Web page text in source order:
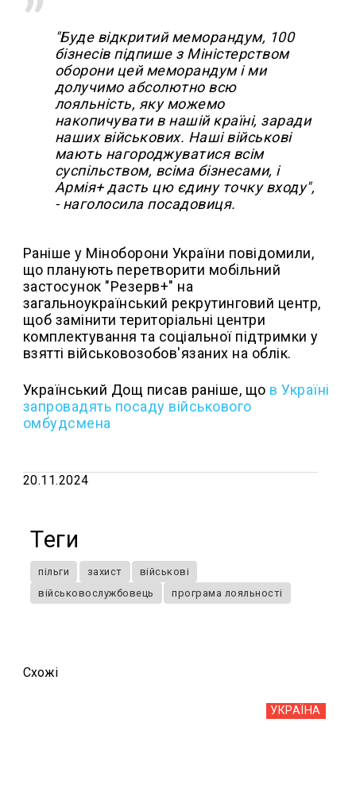
"Буде відкритий меморандум, 100
бізнесів підпише з Міністерством
оборони цей меморандум і ми
долучимо абсолютно всю
лояльність, яку можемо
накопичувати в нашій країні, заради
наших військових. Наші військові
мають нагороджуватися всім
суспільством, всіма бізнесами, і
Армія+ дасть цю єдину точку входу",
- наголосила посадовиця.
Раніше у Міноборони України повідомили,
що планують перетворити мобільний
застосунок "Резерв+" на
загальноукраїнський рекрутинговий центр,
щоб замінити територіальні центри
комплектування та соціальної підтримки у
взятті військовозобов'язаних на облік.
Український Дощ писав раніше, що в Україні
запровадять посаду військового
омбудсмена
20.11.2024
Теги
пільги захист
військові
військовослужбовець
програма лояльності
Схожi
УКРАЇНА